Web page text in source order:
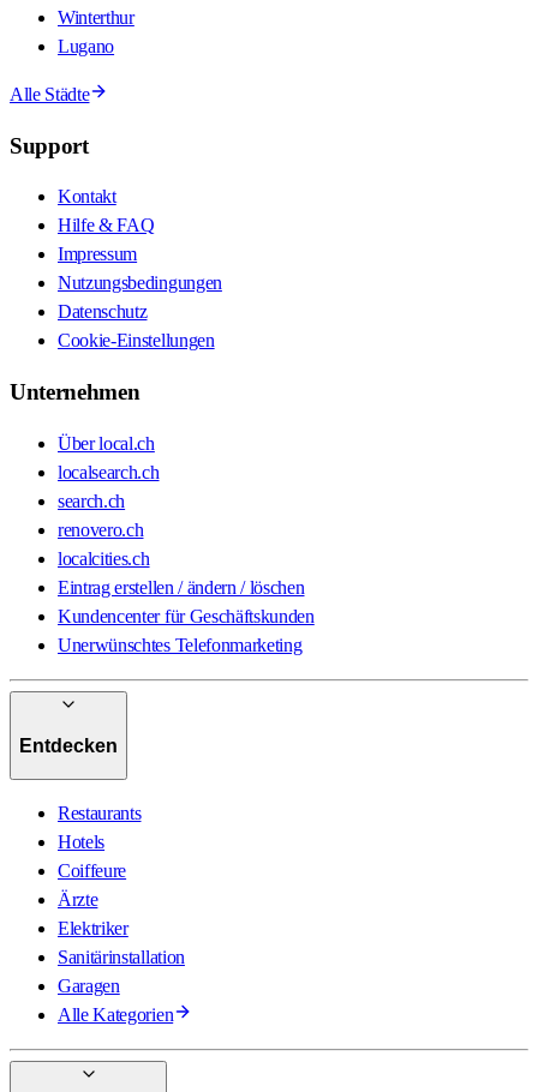
Winterthur
Lugano
Alle Städte
Support
Kontakt
Hilfe & FAQ
Impressum
Nutzungsbedingungen
Datenschutz
Cookie-Einstellungen
Unternehmen
Über local.ch
localsearch.ch
search.ch
renovero.ch
localcities.ch
Eintrag erstellen / ändern / löschen
Kundencenter für Geschäftskunden
Unerwünschtes Telefonmarketing
Entdecken
Restaurants
Hotels
Coiffeure
Ärzte
Elektriker
Sanitärinstallation
Garagen
Alle Kategorien